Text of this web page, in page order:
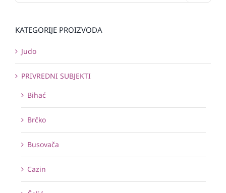
KATEGORIJE PROIZVODA
Judo
PRIVREDNI SUBJEKTI
Bihać
Brčko
Busovača
Cazin